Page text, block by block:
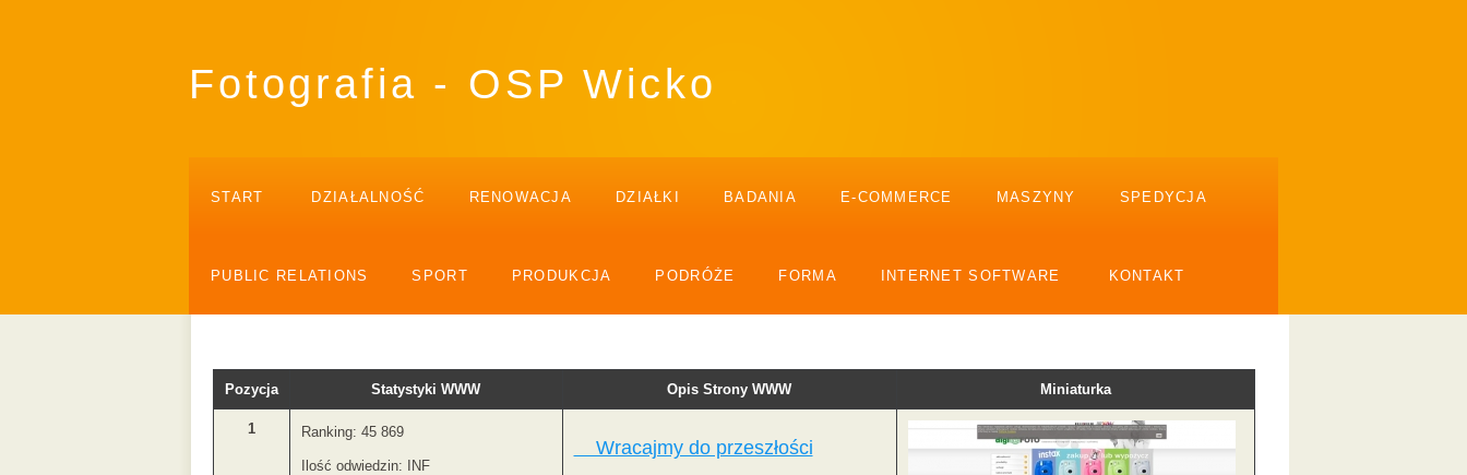
Fotografia - OSP Wicko
START DZIAŁALNOŚĆ RENOWACJA DZIAŁKI BADANIA E-COMMERCE MASZYNY SPEDYCJA
PUBLIC RELATIONS SPORT PRODUKCJA PODRÓŻE FORMA INTERNET SOFTWARE KONTAKT
Pozycja Statystyki WWW Opis Strony WWW Miniaturka
1 Ranking: 45 869
Ilość odwiedzin: INF
Wracajmy do przeszłości